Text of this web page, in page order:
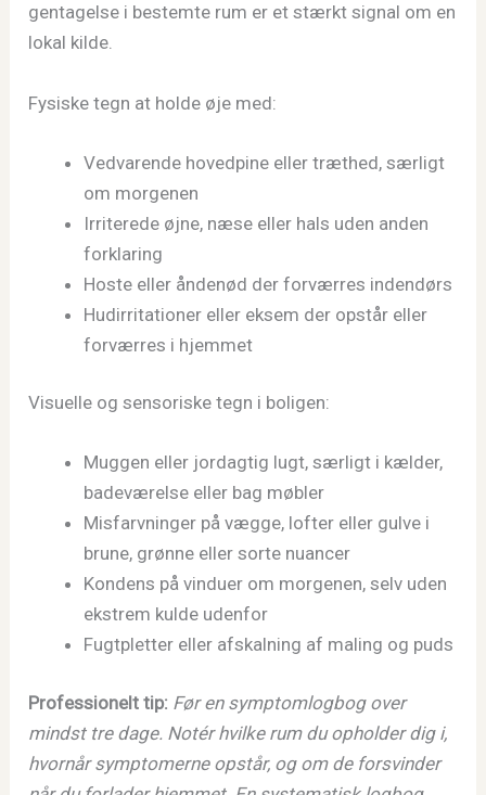
gentagelse i bestemte rum er et stærkt signal om en
lokal kilde.
Fysiske tegn at holde øje med:
Vedvarende hovedpine eller træthed, særligt
om morgenen
Irriterede øjne, næse eller hals uden anden
forklaring
Hoste eller åndenød der forværres indendørs
Hudirritationer eller eksem der opstår eller
forværres i hjemmet
Visuelle og sensoriske tegn i boligen:
Muggen eller jordagtig lugt, særligt i kælder,
badeværelse eller bag møbler
Misfarvninger på vægge, lofter eller gulve i
brune, grønne eller sorte nuancer
Kondens på vinduer om morgenen, selv uden
ekstrem kulde udenfor
Fugtpletter eller afskalning af maling og puds
Professionelt tip: Før en symptomlogbog over
mindst tre dage. Notér hvilke rum du opholder dig i,
hvornår symptomerne opstår, og om de forsvinder